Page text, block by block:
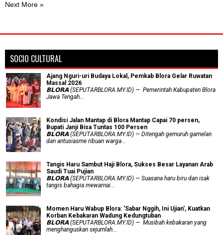
Next More »
SOCIO CULTURAL
Ajang Nguri-uri Budaya Lokal, Pemkab Blora Gelar Ruwatan
Massal 2026
𝗕𝗟𝗢𝗥𝗔 (SEPUTARBLORA.MY.ID) — Pemerintah Kabupaten Blora
Jawa Tengah...
Kondisi Jalan Mantap di Blora Mantap Capai 70 persen,
Bupati Janji Bisa Tuntas 100 Persen
𝗕𝗟𝗢𝗥𝗔 (SEPUTARBLORA.MY.ID) — Ditengah gemuruh gamelan
dan antusiasme ribuan warga...
Tangis Haru Sambut Haji Blora, Sukses Besar Layanan Arab
Saudi Tuai Pujian
𝗕𝗟𝗢𝗥𝗔 (SEPUTARBLORA.MY.ID) — Suasana haru biru dan isak
tangis bahagia mewarnai...
Momen Haru Wabup Blora: ​'Sabar Nggih, Ini Ujian', Kuatkan
Korban Kebakaran Wadung Kedungtuban
𝗕𝗟𝗢𝗥𝗔 (SEPUTARBLORA.MY.ID) — Musibah kebakaran yang
menghanguskan sejumlah...